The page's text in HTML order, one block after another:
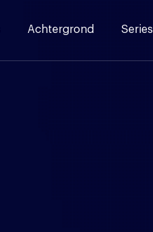
Achtergrond Series